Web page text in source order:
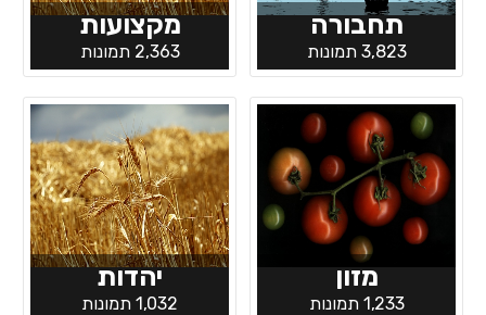
תחבורה
3,823 תמונות
מקצועות
2,363 תמונות
מזון
1,233 תמונות
יהדות
1,032 תמונות